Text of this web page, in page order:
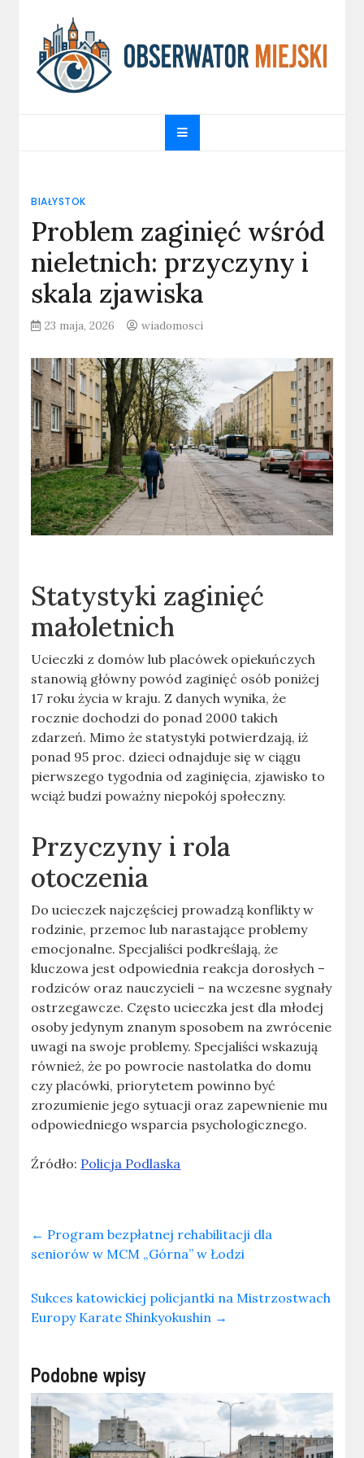
content
obserwatormiejski.pl
BIAŁYSTOK
Problem zaginięć wśród
nieletnich: przyczyny i
skala zjawiska
23 maja, 2026 wiadomosci
Statystyki zaginięć
małoletnich
Ucieczki z domów lub placówek opiekuńczych
stanowią główny powód zaginięć osób poniżej
17 roku życia w kraju. Z danych wynika, że
rocznie dochodzi do ponad 2000 takich
zdarzeń. Mimo że statystyki potwierdzają, iż
ponad 95 proc. dzieci odnajduje się w ciągu
pierwszego tygodnia od zaginięcia, zjawisko to
wciąż budzi poważny niepokój społeczny.
Przyczyny i rola
otoczenia
Do ucieczek najczęściej prowadzą konflikty w
rodzinie, przemoc lub narastające problemy
emocjonalne. Specjaliści podkreślają, że
kluczowa jest odpowiednia reakcja dorosłych –
rodziców oraz nauczycieli – na wczesne sygnały
ostrzegawcze. Często ucieczka jest dla młodej
osoby jedynym znanym sposobem na zwrócenie
uwagi na swoje problemy. Specjaliści wskazują
również, że po powrocie nastolatka do domu
czy placówki, priorytetem powinno być
zrozumienie jego sytuacji oraz zapewnienie mu
odpowiedniego wsparcia psychologicznego.
Źródło: Policja Podlaska
← Program bezpłatnej rehabilitacji dla
seniorów w MCM „Górna” w Łodzi
Sukces katowickiej policjantki na Mistrzostwach
Europy Karate Shinkyokushin →
Podobne wpisy